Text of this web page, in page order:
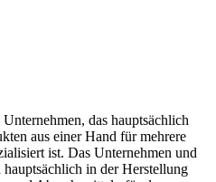
das hauptsächlich
aus einer Hand für mehrere
ist. Das Unternehmen und
hauptsächlich in der Herstellung